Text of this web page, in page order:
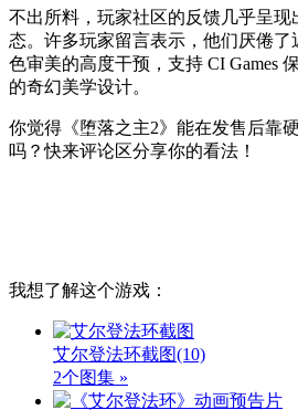
不出所料，玩家社区的反馈几乎呈
态。许多玩家留言表示，他们厌倦了
色审美的高度干预，支持 CI Games
的奇幻美学设计。
你觉得《堕落之主2》能在发售后靠
吗？快来评论区分享你的看法！
我想了解这个游戏：
艾尔登法环截图(10)
2个图集 »